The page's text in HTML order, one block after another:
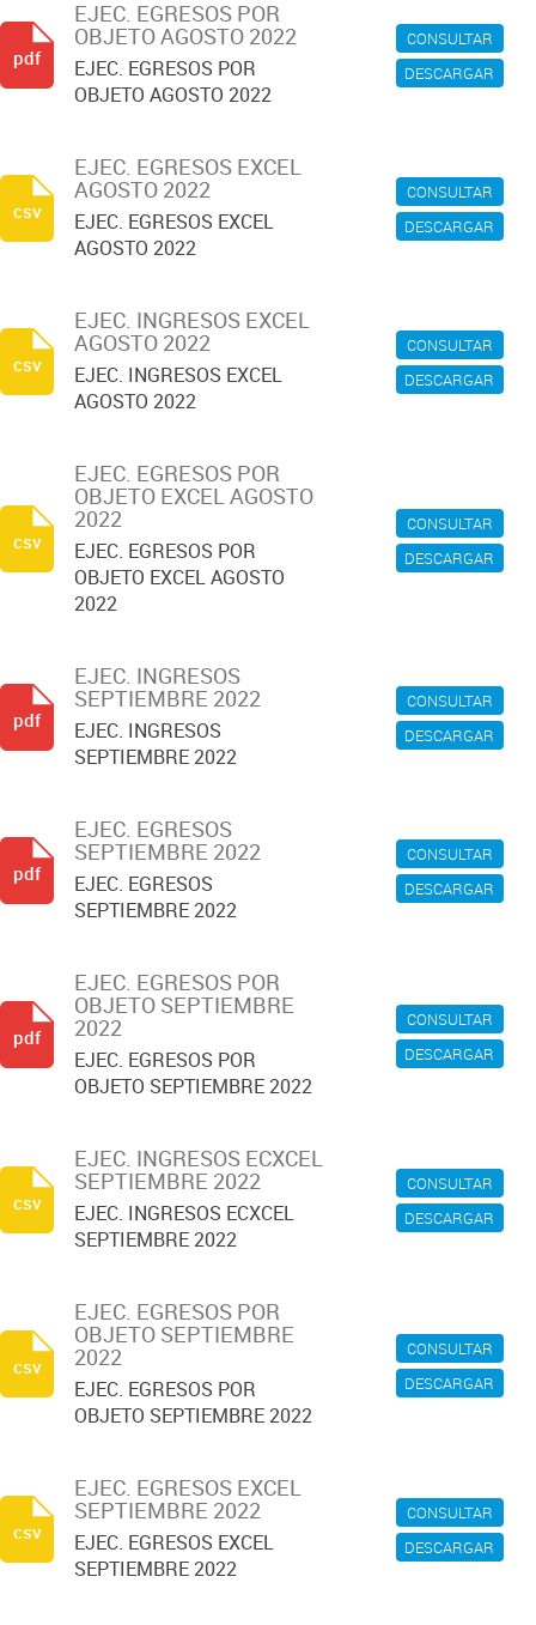
CONSULTAR
DESCARGAR
EJEC. EGRESOS POR
OBJETO AGOSTO 2022
EJEC. EGRESOS POR
OBJETO AGOSTO 2022
pdf
CONSULTAR
DESCARGAR
EJEC. EGRESOS EXCEL
AGOSTO 2022
EJEC. EGRESOS EXCEL
AGOSTO 2022
csv
CONSULTAR
DESCARGAR
EJEC. INGRESOS EXCEL
AGOSTO 2022
EJEC. INGRESOS EXCEL
AGOSTO 2022
csv
CONSULTAR
DESCARGAR
EJEC. EGRESOS POR
OBJETO EXCEL AGOSTO
2022
EJEC. EGRESOS POR
OBJETO EXCEL AGOSTO
2022
csv
CONSULTAR
DESCARGAR
EJEC. INGRESOS
SEPTIEMBRE 2022
EJEC. INGRESOS
SEPTIEMBRE 2022
pdf
CONSULTAR
DESCARGAR
EJEC. EGRESOS
SEPTIEMBRE 2022
EJEC. EGRESOS
SEPTIEMBRE 2022
pdf
CONSULTAR
DESCARGAR
EJEC. EGRESOS POR
OBJETO SEPTIEMBRE
2022
EJEC. EGRESOS POR
OBJETO SEPTIEMBRE 2022
pdf
CONSULTAR
DESCARGAR
EJEC. INGRESOS ECXCEL
SEPTIEMBRE 2022
EJEC. INGRESOS ECXCEL
SEPTIEMBRE 2022
csv
CONSULTAR
DESCARGAR
EJEC. EGRESOS POR
OBJETO SEPTIEMBRE
2022
EJEC. EGRESOS POR
OBJETO SEPTIEMBRE 2022
csv
CONSULTAR
DESCARGAR
EJEC. EGRESOS EXCEL
SEPTIEMBRE 2022
EJEC. EGRESOS EXCEL
SEPTIEMBRE 2022
csv